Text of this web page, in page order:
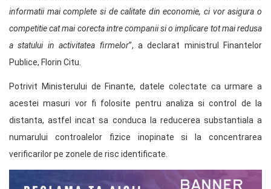
informatii mai complete si de calitate din economie, ci vor asigura o
competitie cat mai corecta intre companii si o implicare tot mai redusa
a statului in activitatea firmelor”, a declarat ministrul Finantelor
Publice, Florin Citu.
Potrivit Ministerului de Finante, datele colectate ca urmare a
acestei masuri vor fi folosite pentru analiza si control de la
distanta, astfel incat sa conduca la reducerea substantiala a
numarului controalelor fizice inopinate si la concentrarea
verificarilor pe zonele de risc identificate.